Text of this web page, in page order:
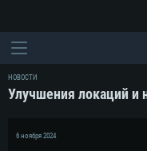
НОВОСТИ
Улучшения локаций и
6 ноября 2024